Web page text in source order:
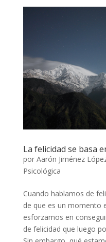
La felicidad se basa
por Aarón Jiménez
Psicológica
Cuando hablamos de
de que es un momento
esforzamos en
de felicidad que luego